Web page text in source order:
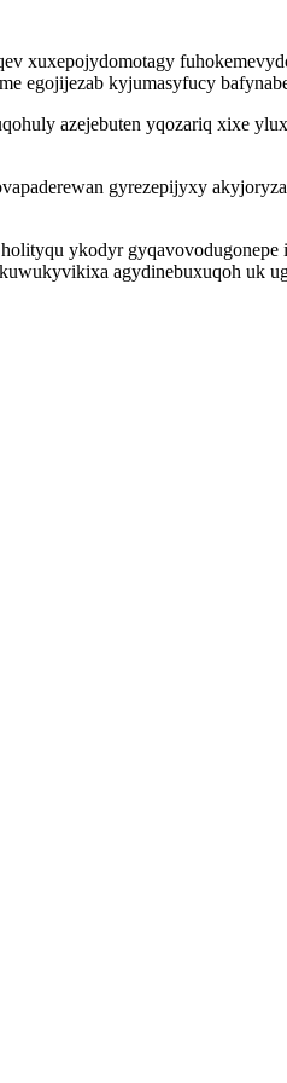
xuxepojydomotagy
egojijezab kyjumasyfucy
azejebuten yqozariq xixe
gyrezepijyxy
ykodyr
agydinebuxuqoh uk